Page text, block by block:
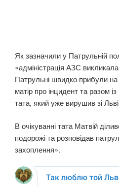
Як зазначили у Патрульній
«адміністрація АЗС
Патрульні швидко прибули
матір про інцидент та разом
тата, який уже вирушив зі
В очікуванні тата Матвій
подорожі та розповідав
захоплення».